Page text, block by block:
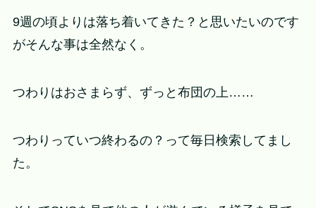
9週の頃よりは落ち着いてきた？と思いたいのです
がそんな事は全然なく。
つわりはおさまらず、ずっと布団の上……
つわりっていつ終わるの？って毎日検索してまし
た。